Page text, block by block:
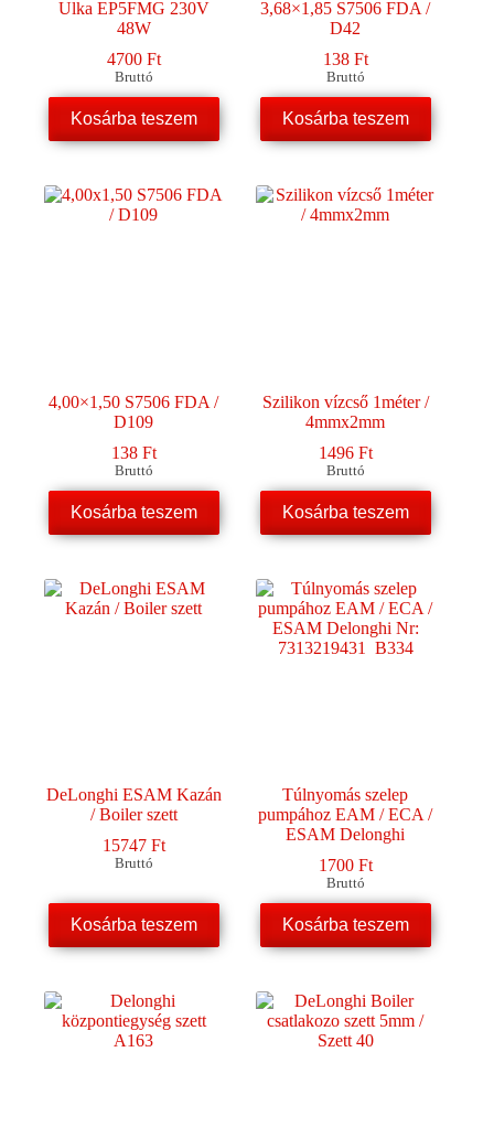
Ulka EP5FMG 230V
48W
4700 Ft
Bruttó
Kosárba teszem
3,68×1,85 S7506 FDA /
D42
138 Ft
Bruttó
Kosárba teszem
4,00×1,50 S7506 FDA /
D109
138 Ft
Bruttó
Kosárba teszem
Szilikon vízcső 1méter /
4mmx2mm
1496 Ft
Bruttó
Kosárba teszem
DeLonghi ESAM Kazán
/ Boiler szett
15747 Ft
Bruttó
Kosárba teszem
Túlnyomás szelep
pumpához EAM / ECA /
ESAM Delonghi
1700 Ft
Bruttó
Kosárba teszem